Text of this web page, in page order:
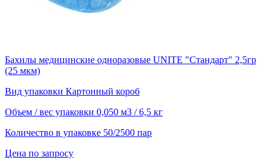
Бахилы медицинские одноразовые UNITE "Стандарт" 2,5гр
(25 мкм)
Вид упаковки Картонный короб
Объем / вес упаковки 0,050 м3 / 6,5 кг
Количество в упаковке 50/2500 пар
Цена по запросу